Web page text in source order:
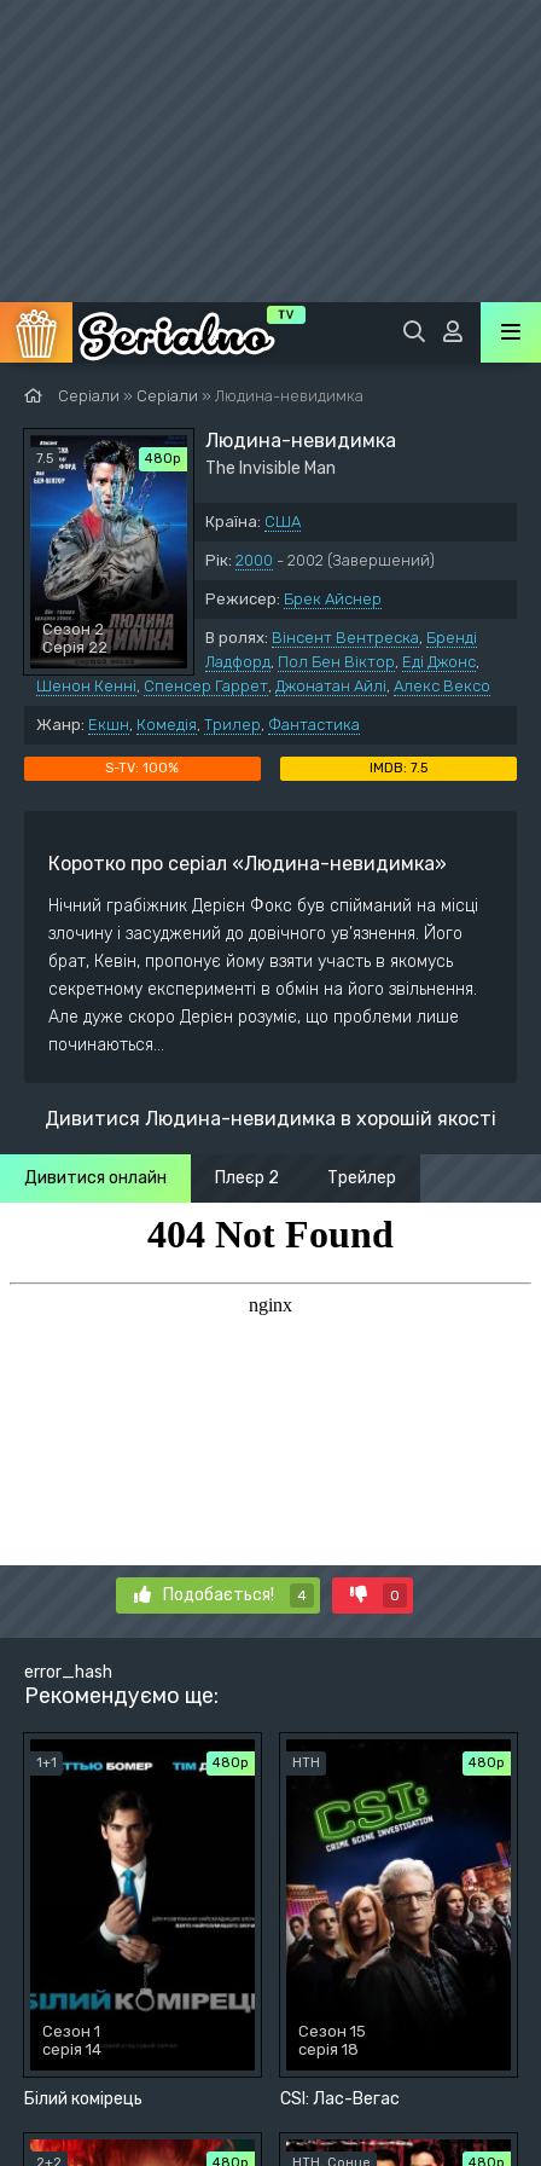
Серіали » Серіали » Людина-невидимка
7.5 480р
Сезон 2
Серія 22
Людина-невидимка
The Invisible Man
Країна: США
Рік: 2000 - 2002 (Завершений)
Режисер: Брек Айснер
В ролях: Вінсент Вентреска, Бренді
Ладфорд, Пол Бен Віктор, Еді Джонс,
Шенон Кенні, Спенсер Гаррет, Джонатан Айлі, Алекс Вексо
Жанр: Екшн, Комедія, Трилер, Фантастика
100% 7.5
Коротко про серіал «Людина-невидимка»
Нічний грабіжник Дерієн Фокс був спійманий на місці
злочину і засуджений до довічного ув’язнення. Його
брат, Кевін, пропонує йому взяти участь в якомусь
секретному експерименті в обмін на його звільнення.
Але дуже скоро Дерієн розуміє, що проблеми лише
починаються…
Дивитися Людина-невидимка в хорошій якості
Дивитися онлайн Плеєр 2 Трейлер
Подобається! 4 0
error_hash
Рекомендуємо ще:
Білий комірець
1+1 480р
Сезон 1
серія 14
CSІ: Лас-Вегас
НТН 480р
Сезон 15
серія 18